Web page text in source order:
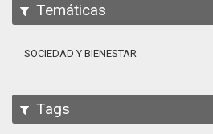
Temáticas
SOCIEDAD Y BIENESTAR
Tags